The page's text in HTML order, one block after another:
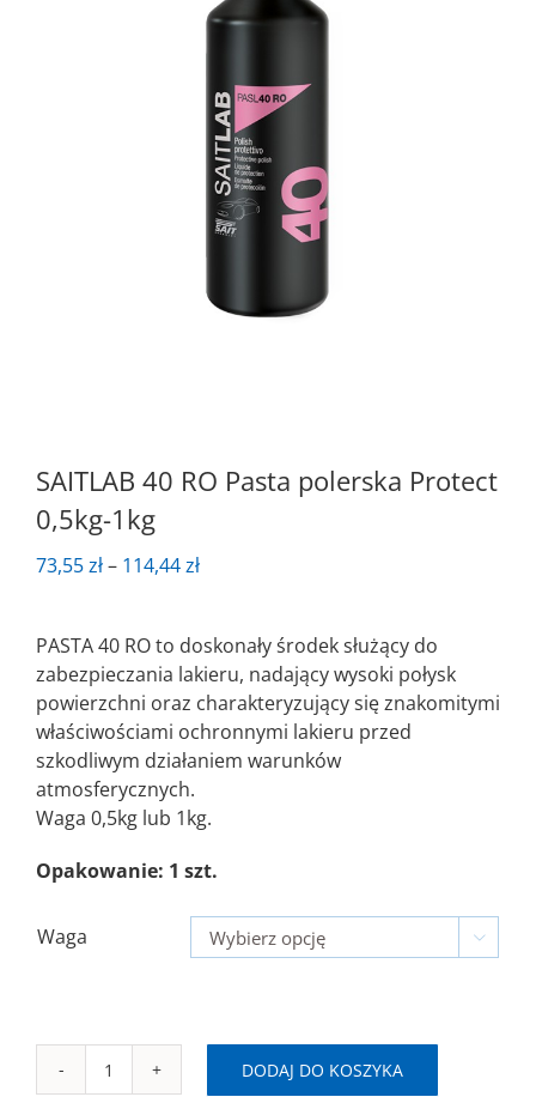
SAITLAB 40 RO Pasta polerska Protect
0,5kg-1kg
73,55zł– 114,44złZakres
73,55 zł
do
114,44 zł
PASTA 40 RO to doskonały środek służący do
zabezpieczania lakieru, nadający wysoki połysk
powierzchni oraz charakteryzujący się znakomitymi
właściwościami ochronnymi lakieru przed
szkodliwym działaniem warunków
atmosferycznych.
Waga 0,5kg lub 1kg.
Opakowanie: 1 szt.
Waga 
ilość
DODAJ DO KOSZYKA